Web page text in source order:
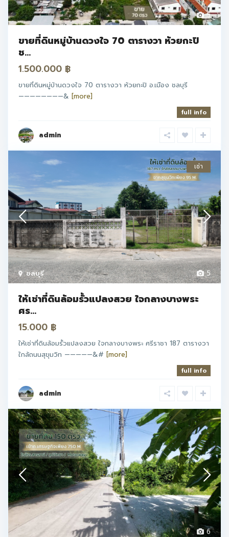
5
ขายที่ดินหมู่บ้านดวงใจ 70 ตารางวา ห้วยกะปิ
ช...
1.500.000 ฿
ขายที่ดินหมู่บ้านดวงใจ 70 ตารางวา ห้วยกะปิ อ.เมือง ชลบุรี
————————& [more]
full info
admin
5
ชลบุรี
เช่า
ให้เช่าที่ดินล้อมรั้วแปลงสวย ใจกลางบางพระ
ศร...
15.000 ฿
ให้เช่าที่ดินล้อมรั้วแปลงสวย ใจกลางบางพระ ศรีราชา 187 ตารางวา
ใกล้ถนนสุขุมวิท —————&# [more]
full info
admin
6